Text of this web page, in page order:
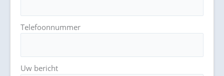
Telefoonnummer
Uw bericht